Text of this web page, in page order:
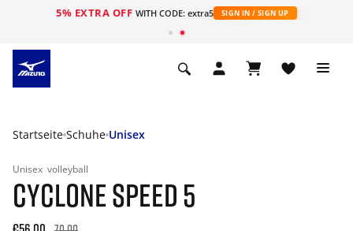
5% EXTRA OFF WITH CODE: extra5 SIGN IN / SIGN UP
Startseite Schuhe Unisex
Unisex volleyball
CYCLONE SPEED 5